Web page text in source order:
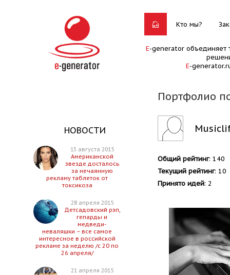
Кто мы?
E-generator объединяет
E-
Портфолио
НОВОСТИ
13 августа 2015
Американской
звезде досталось
за нечаянную
рекламу таблеток от
токсикоза
28 апреля 2015
Детсадовский рэп,
гепарды и
медведи-
неваляшки – все самое
интересное в российской
рекламе за неделю /с 20 по
26 апреля/
21 апреля 2015
Общий рейтинг: 140
Текущий рейтинг: 10
Принято идей: 2